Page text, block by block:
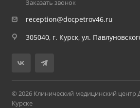
Заказать звонок
reception@docpetrov46.ru
305040, г. Курск, ул.
© 2026 Клинический медицинский центр
Курске